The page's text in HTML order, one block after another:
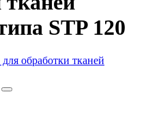
STP 120